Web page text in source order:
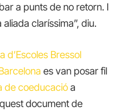
a punts de no retorn. I
aliada claríssima”, diu.
d’Escoles Bressol
es van posar fil
de coeducació a
document de